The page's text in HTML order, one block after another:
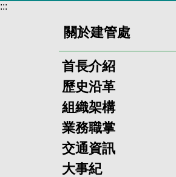
:::
關於建管處
首長介紹
歷史沿革
組織架構
業務職掌
交通資訊
大事紀